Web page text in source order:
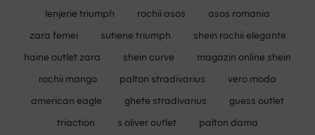
lenjerie triumph
rochii asos
asos romania
zara femei
sutiene triumph
shein rochii elegante
haine outlet zara
shein curve
magazin online shein
rochii mango
palton stradivarius
vero moda
american eagle
ghete stradivarius
guess outlet
triaction
s oliver outlet
palton dama